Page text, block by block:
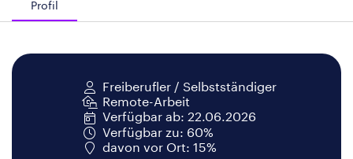
Profil
Freiberufler / Selbstständiger
Remote-Arbeit
Verfügbar ab: 22.06.2026
Verfügbar zu: 60%
davon vor Ort: 15%